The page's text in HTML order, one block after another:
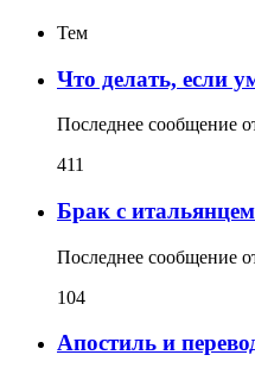
Тем
Что делать, если
Последнее сообщение
411
Брак с
Последнее сообщение
104
Апостиль и